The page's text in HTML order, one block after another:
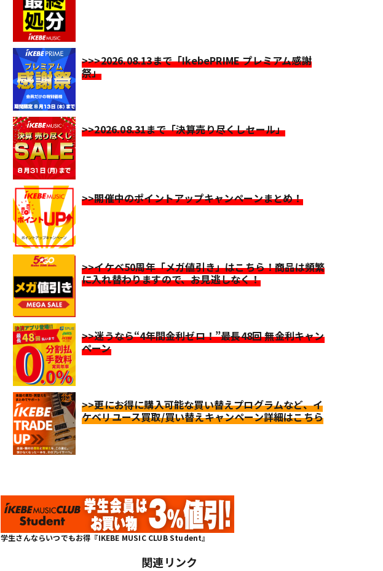
>>>2026.08.13まで「IkebePRIME プレミアム感謝
祭」
>>2026.08.31まで「決算売り尽くしセール」
>>開催中のポイントアップキャンペーンまとめ！
>>イケベ50周年「メガ値引き」はこちら！商品は頻繁
に入れ替わりますので、お見逃しなく！
>>迷うなら“4年間金利ゼロ！”最長48回 無金利キャン
ペーン
>>更にお得に購入可能な買い替えプログラムなど、イ
ケベリユース買取/買い替えキャンペーン詳細はこちら
学生さんならいつでもお得『IKEBE MUSIC CLUB Student』
関連リンク